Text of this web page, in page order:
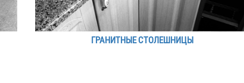
ГРАНИТНЫЕ СТОЛЕШНИЦЫ